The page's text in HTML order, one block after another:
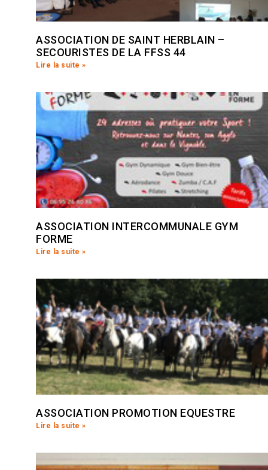
ASSOCIATION DE SAINT HERBLAIN –
SECOURISTES DE LA FFSS 44
Lire la suite »
ASSOCIATION INTERCOMMUNALE GYM
FORME
Lire la suite »
ASSOCIATION PROMOTION EQUESTRE
Lire la suite »